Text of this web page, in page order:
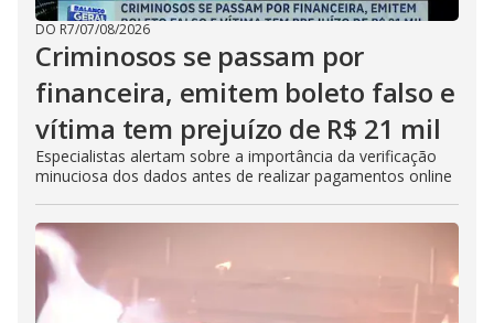
DO R7/07/08/2026
Criminosos se passam por
financeira, emitem boleto falso e
vítima tem prejuízo de R$ 21 mil
Especialistas alertam sobre a importância da verificação
minuciosa dos dados antes de realizar pagamentos online